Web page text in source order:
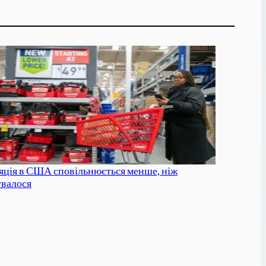
в США сповільнюється менше, ніж